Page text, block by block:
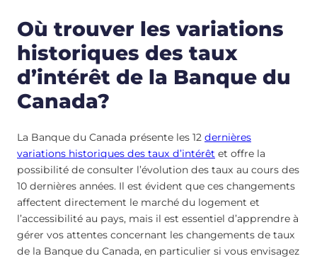
Où trouver les variations
historiques des taux
d’intérêt de la Banque du
Canada?
La Banque du Canada présente les 12 dernières
variations historiques des taux d’intérêt et offre la
possibilité de consulter l’évolution des taux au cours des
10 dernières années. Il est évident que ces changements
affectent directement le marché du logement et
l’accessibilité au pays, mais il est essentiel d’apprendre à
gérer vos attentes concernant les changements de taux
de la Banque du Canada, en particulier si vous envisagez